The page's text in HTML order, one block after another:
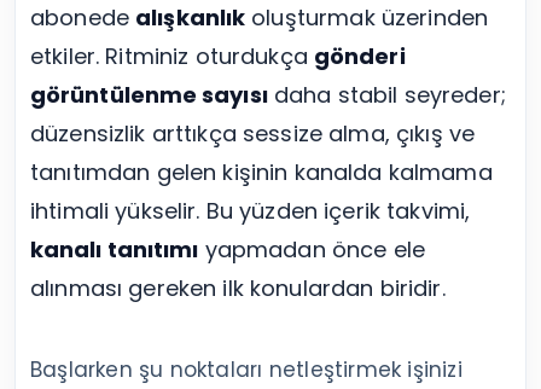
abonede alışkanlık oluşturmak üzerinden
etkiler. Ritminiz oturdukça gönderi
görüntülenme sayısıdaha stabil seyreder;
düzensizlik arttıkça sessize alma, çıkış ve
tanıtımdan gelen kişinin kanalda kalmama
ihtimali yükselir. Bu yüzden içerik takvimi,
kanalı tanıtımı yapmadan önce ele
alınması gereken ilk konulardan biridir.
Başlarken şu noktaları netleştirmek işinizi